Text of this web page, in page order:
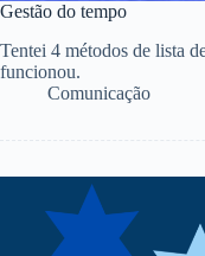
Gestão do tempo
Tentei 4 métodos de lista
funcionou.
Comunicação